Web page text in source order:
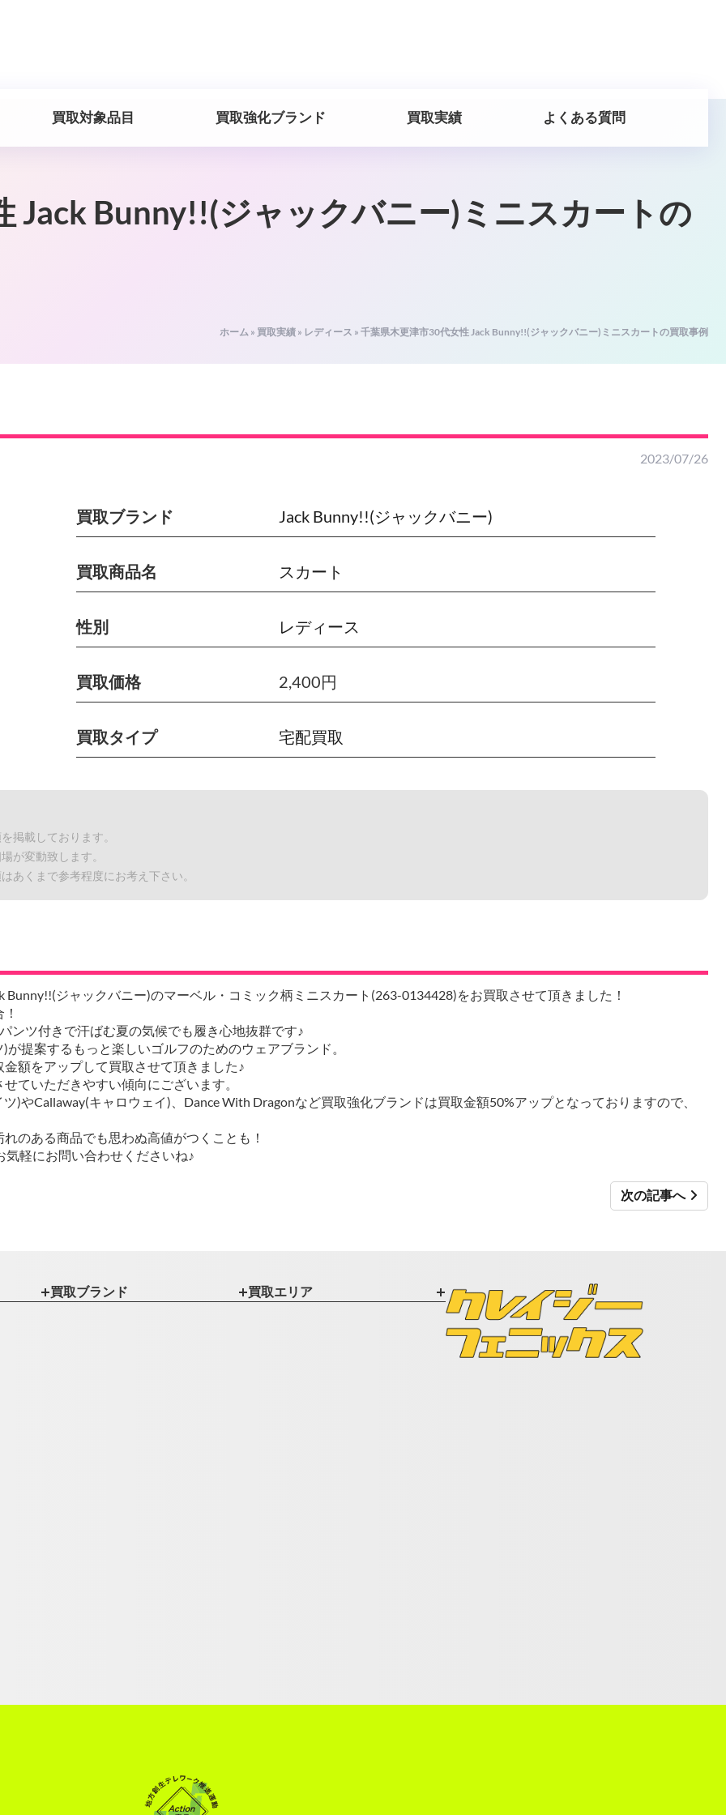
買取対象品目 買取強化ブランド 買取実績 よくある質問
Jack Bunny!!(ジャックバニー)ミニスカートの
ホーム » 買取実績 » レディース » 千葉県木更津市30代女性 Jack Bunny!!(ジャックバニー)ミニスカートの買取事例
2023/07/26
買取ブランド Jack Bunny!!(ジャックバニー)
買取商品名 スカート
性別 レディース
買取価格 2,400円
買取タイプ 宅配買取
掲載しております。
が変動致します。
あくまで参考程度にお考え下さい。
ジャックバニー)のマーベル・コミック柄ミニスカート(263-0134428)をお買取させて頂きました！
ンツ付きで汗ばむ夏の気候でも履き心地抜群です♪
提案するもっと楽しいゴルフのためのウェアブランド。
額をアップして買取させて頂きました♪
ていただきやすい傾向にございます。
)やCallaway(キャロウェイ)、Dance With Dragonなど買取強化ブランドは買取金額50%アップとなっておりますので、
のある商品でも思わぬ高値がつくことも！
軽にお問い合わせくださいね♪
次の記事へ
買取ブランド 買取エリア